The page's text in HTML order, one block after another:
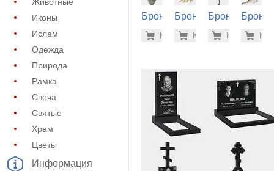
Иконы
Ислам
Одежда
Природа
Рамка
Свеча
Святые
Храм
Цветы
Информация
Бронза
памятник
-7% 59.600
Купить
Бронза
памятник
-7%
Купить
Бронза
памятник
-
Купить
Бронза